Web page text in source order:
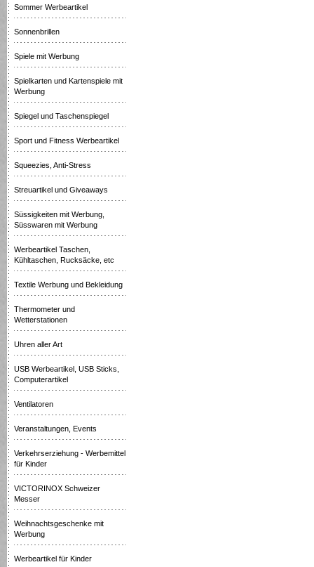
Sommer Werbeartikel
Sonnenbrillen
Spiele mit Werbung
Spielkarten und Kartenspiele mit
Werbung
Spiegel und Taschenspiegel
Sport und Fitness Werbeartikel
Squeezies, Anti-Stress
Streuartikel und Giveaways
Süssigkeiten mit Werbung,
Süsswaren mit Werbung
Werbeartikel Taschen,
Kühltaschen, Rucksäcke, etc
Textile Werbung und Bekleidung
Thermometer und
Wetterstationen
Uhren aller Art
USB Werbeartikel, USB Sticks,
Computerartikel
Ventilatoren
Veranstaltungen, Events
Verkehrserziehung - Werbemittel
für Kinder
VICTORINOX Schweizer
Messer
Weihnachtsgeschenke mit
Werbung
Werbeartikel für Kinder